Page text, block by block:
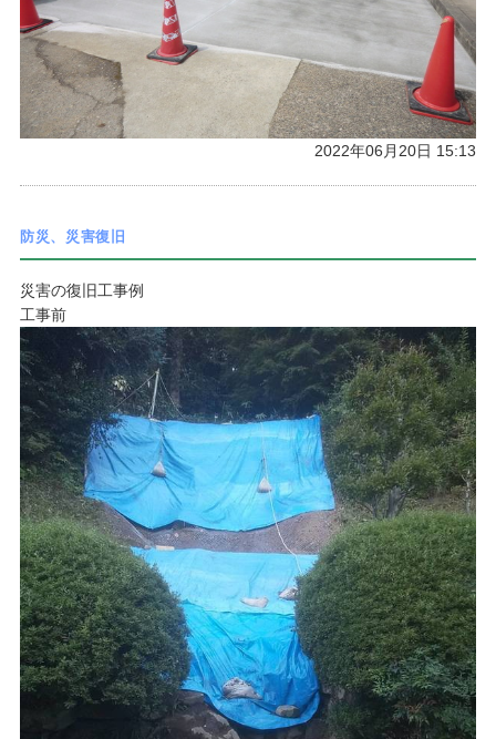
2022年06月20日 15:13
防災、災害復旧
災害の復旧工事例
工事前